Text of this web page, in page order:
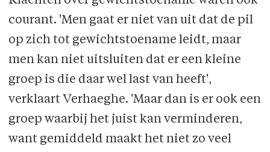
courant. 'Men gaat er niet van uit dat de pil
op zich tot gewichtstoename leidt, maar
men kan niet uitsluiten dat er een kleine
groep is die daar wel last van heeft',
verklaart Verhaeghe. 'Maar dan is er ook een
groep waarbij het juist kan verminderen,
want gemiddeld maakt het niet zo veel